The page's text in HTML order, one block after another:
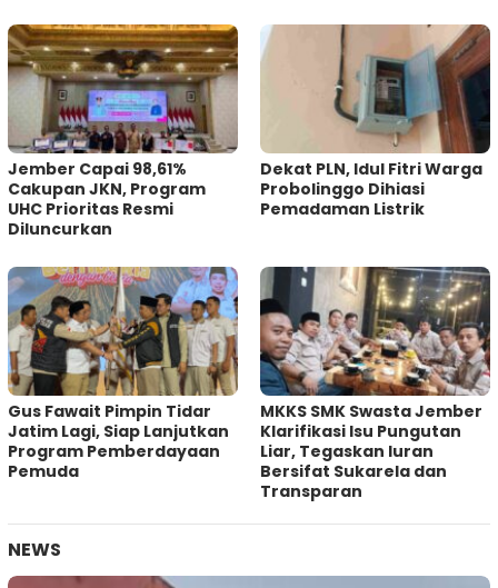
Jember Capai 98,61%
Cakupan JKN, Program
UHC Prioritas Resmi
Diluncurkan
Dekat PLN, Idul Fitri Warga
Probolinggo Dihiasi
Pemadaman Listrik
Gus Fawait Pimpin Tidar
Jatim Lagi, Siap Lanjutkan
Program Pemberdayaan
Pemuda
MKKS SMK Swasta Jember
Klarifikasi Isu Pungutan
Liar, Tegaskan Iuran
Bersifat Sukarela dan
Transparan
NEWS